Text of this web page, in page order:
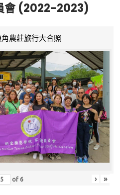
會 (2022-2023)
農莊旅行大合照
of 6 › »